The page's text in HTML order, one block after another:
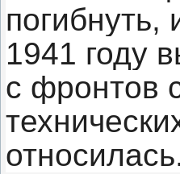
1941 году
с фронтов